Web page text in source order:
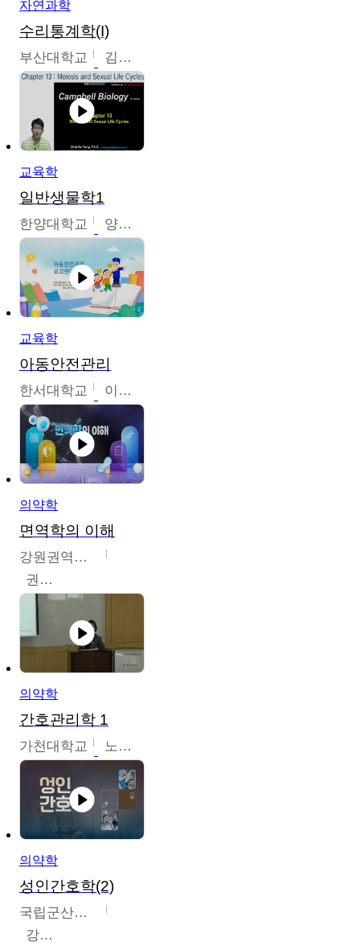
자연과학
수리통계학(I)
부산대학교 김충락
교육학
일반생물학1
한양대학교 양철수
교육학
아동안전관리
한서대학교 이태연
의약학
면역학의 이해
강원권역센터
권보인
의약학
간호관리학 1
가천대학교 노원정
의약학
성인간호학(2)
국립군산대학교
강경아